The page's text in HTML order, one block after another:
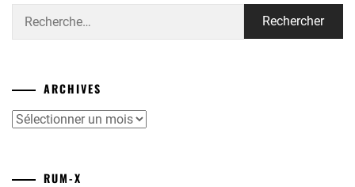
ARCHIVES
Archives
RUM-X